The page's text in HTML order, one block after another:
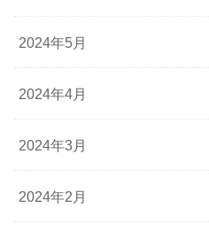
2024年5月
2024年4月
2024年3月
2024年2月